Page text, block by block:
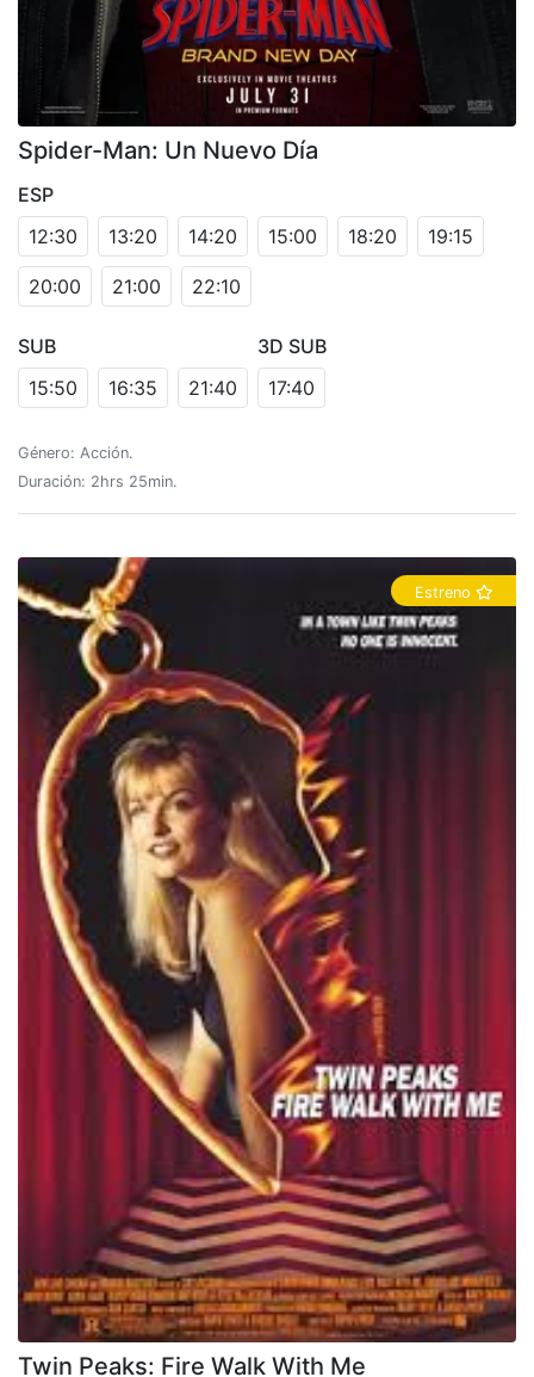
Spider-Man: Un Nuevo Día
ESP
12:30
13:20 14:20 15:00 18:20 19:15
20:00 21:00 22:10
SUB
15:50
16:35 21:40
3D SUB
17:40
Género: Acción.
Duración: 2hrs 25min.
Estreno
Twin Peaks: Fire Walk With Me